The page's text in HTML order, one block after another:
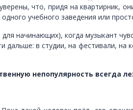
что, придя на квартирник,
учебного заведения или
начинающих), когда музыкант
в студии, на фестивали, на
непопулярность всегда